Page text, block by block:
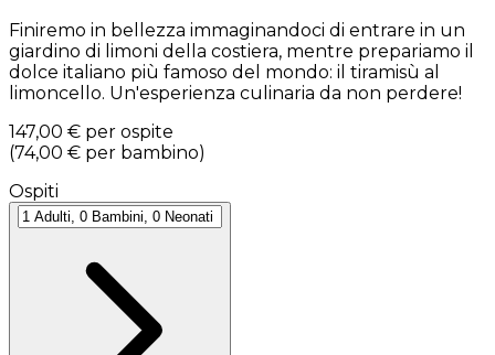
Finiremo in bellezza immaginandoci di entrare in un
giardino di limoni della costiera, mentre prepariamo il
dolce italiano più famoso del mondo: il tiramisù al
limoncello. Un'esperienza culinaria da non perdere!
147,00 € per ospite
(74,00 € per bambino)
Ospiti